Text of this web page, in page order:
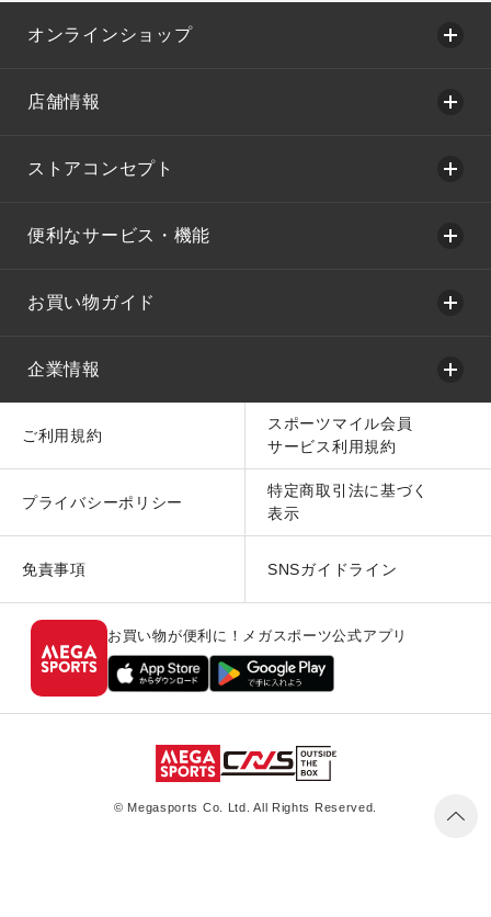
オンラインショップ
店舗情報
ストアコンセプト
便利なサービス・機能
お買い物ガイド
企業情報
ご利用規約
スポーツマイル会員
サービス利用規約
プライバシーポリシー
特定商取引法に基づく
表示
免責事項 SNSガイドライン
お買い物が便利に！メガスポーツ公式アプリ
© Megasports Co. Ltd. All Rights Reserved.